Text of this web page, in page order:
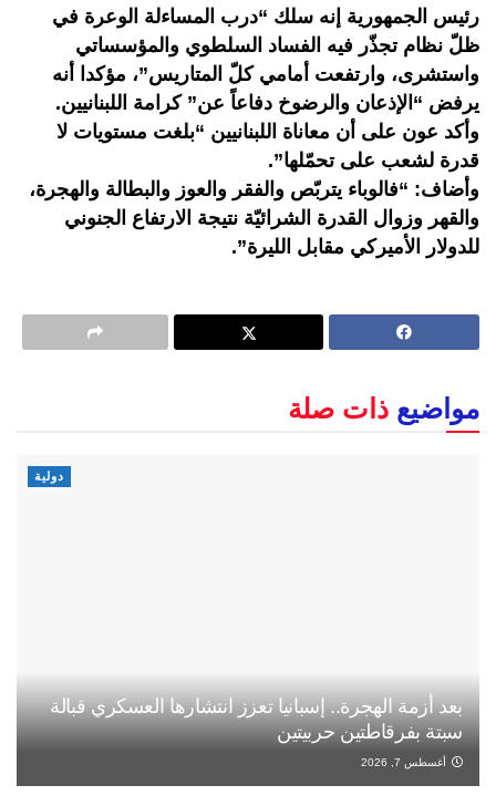
رئيس الجمهورية إنه سلك “درب المساءلة الوعرة في
ظلّ نظام تجذّر فيه الفساد السلطوي والمؤسساتي
واستشرى، وارتفعت أمامي كلّ المتاريس”، مؤكدا أنه
يرفض “الإذعان والرضوخ دفاعاً عن” كرامة اللبنانيين.
وأكد عون على أن معاناة اللبنانيين “بلغت مستويات لا
قدرة لشعب على تحمّلها”.
وأضاف: “فالوباء يتربّص والفقر والعوز والبطالة والهجرة،
والقهر وزوال القدرة الشرائيّة نتيجة الارتفاع الجنوني
للدولار الأميركي مقابل الليرة”.
مواضيع ذات صلة
دولية
بعد أزمة الهجرة.. إسبانيا تعزز انتشارها العسكري قبالة
سبتة بفرقاطتين حربيتين
أغسطس 7, 2026